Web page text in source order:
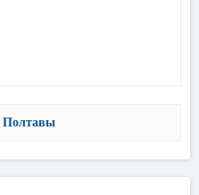
Полтавы